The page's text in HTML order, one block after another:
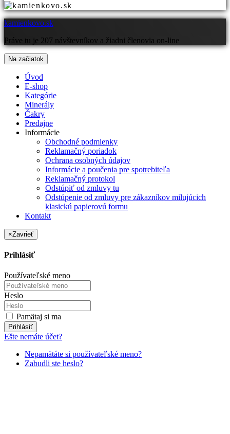
kamienkovo.sk
Práve tu je 207 návštevníkov a žiadni členovia on-line
Na začiatok
Úvod
E-shop
Kategórie
Minerály
Čakry
Predajne
Informácie
Obchodné podmienky
Reklamačný poriadok
Ochrana osobných údajov
Informácie a poučenia pre spotrebiteľa
Reklamačný protokol
Odstúpiť od zmluvy tu
Odstúpenie od zmluvy pre zákazníkov milujúcich
klasickú papierovú formu
Kontakt
×Zavrieť
Prihlásiť
Používateľské meno
Heslo
Pamätaj si ma
Prihlásiť
Ešte nemáte účet?
Nepamätáte si používateľské meno?
Zabudli ste heslo?